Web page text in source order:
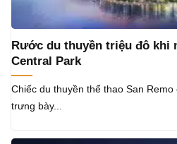
Rước du thuyền triệu đô khi
Central Park
Chiếc du thuyền thể thao San
trưng bày...